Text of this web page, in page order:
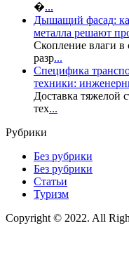
�...
Дышащий фасад:
металла решают
Скопление влаги
разр...
Специфика
техники:
Доставка тяжелой
тех...
Рубрики
Без рубрики
Без рубрики
Статьи
Туризм
Copyright © 2022. All